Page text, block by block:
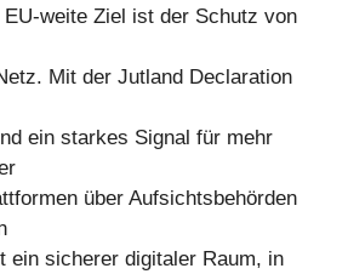
weite Ziel ist der Schutz von
Mit der Jutland Declaration
ein starkes Signal für mehr
über Aufsichtsbehörden
ein sicherer digitaler Raum, in